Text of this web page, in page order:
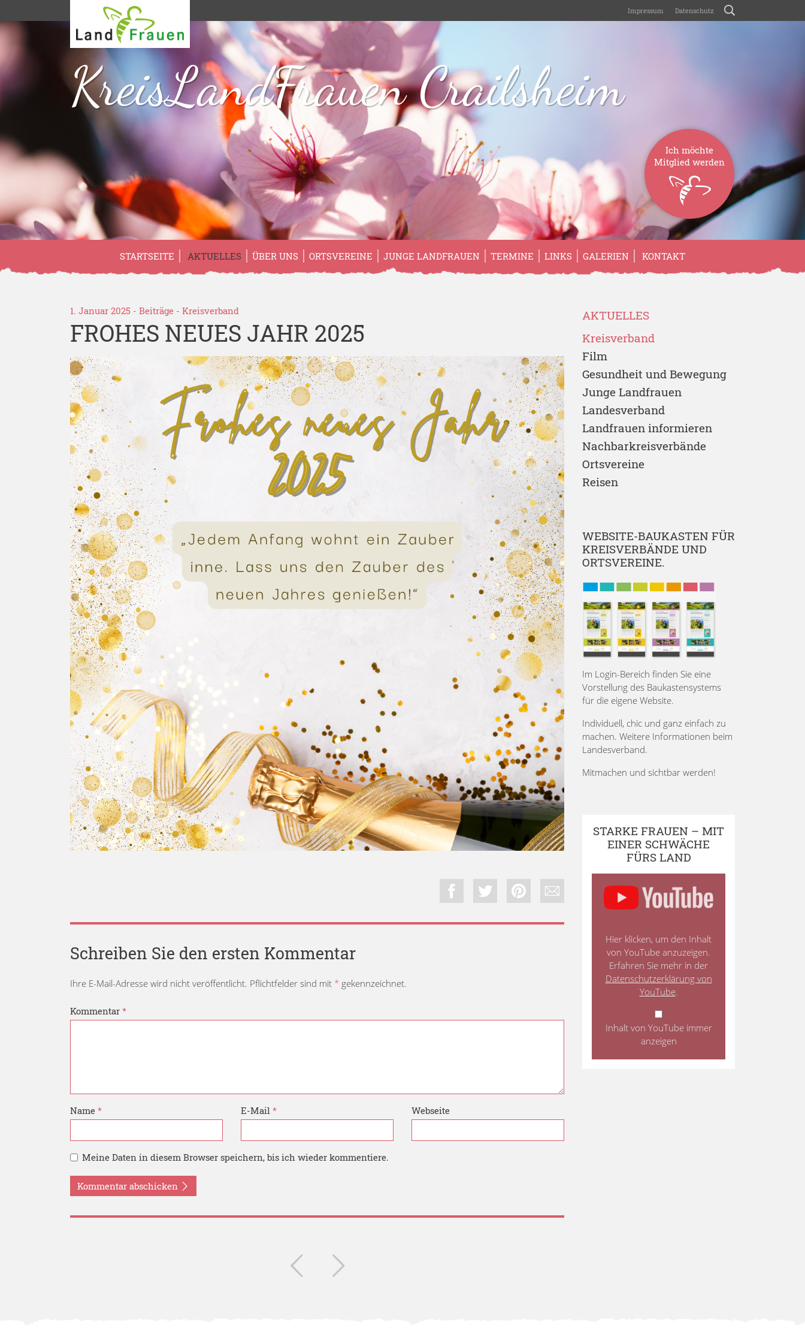
Impressum Datenschutz
KreisLandFrauen Crailsheim
Ich möchte
Mitglied werden
STARTSEITE AKTUELLES ÜBER UNS ORTSVEREINE JUNGE LANDFRAUEN TERMINE LINKS GALERIEN KONTAKT
1. Januar 2025 - Beiträge - Kreisverband
FROHES NEUES JAHR 2025
Schreiben Sie den ersten Kommentar
Ihre E-Mail-Adresse wird nicht veröffentlicht. Pflichtfelder sind mit * gekennzeichnet.
Kommentar *
Name * E-Mail * Webseite
Meine Daten in diesem Browser speichern, bis ich wieder kommentiere.
Kommentar abschicken
AKTUELLES
Kreisverband
Film
Gesundheit und Bewegung
Junge Landfrauen
Landesverband
Landfrauen informieren
Nachbarkreisverbände
Ortsvereine
Reisen
WEBSITE-BAUKASTEN FÜR
KREISVERBÄNDE UND
ORTSVEREINE.
Im Login-Bereich finden Sie eine
Vorstellung des Baukastensystems
für die eigene Website.
Individuell, chic und ganz einfach zu
machen. Weitere Informationen beim
Landesverband.
Mitmachen und sichtbar werden!
STARKE FRAUEN – MIT
EINER SCHWÄCHE
FÜRS LAND
Hier klicken, um den Inhalt
von YouTube anzuzeigen.
Erfahren Sie mehr in der
Datenschutzerklärung von
YouTube.
Inhalt von YouTube immer
anzeigen